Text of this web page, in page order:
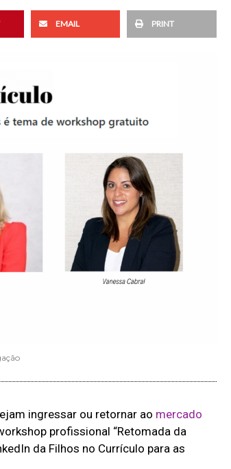
EMAIL PRINT
ingressar ou retornar ao mercado
profissional “Retomada da
da Filhos no Currículo para as